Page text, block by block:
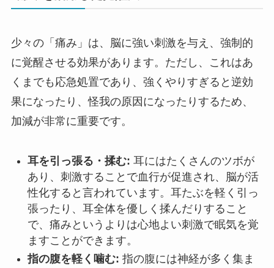
少々の「痛み」は、脳に強い刺激を与え、強制的
に覚醒させる効果があります。ただし、これはあ
くまでも応急処置であり、強くやりすぎると逆効
果になったり、怪我の原因になったりするため、
加減が非常に重要です。
耳を引っ張る・揉む: 耳にはたくさんのツボが
あり、刺激することで血行が促進され、脳が活
性化すると言われています。耳たぶを軽く引っ
張ったり、耳全体を優しく揉んだりすること
で、痛みというよりは心地よい刺激で眠気を覚
ますことができます。
指の腹を軽く噛む: 指の腹には神経が多く集ま